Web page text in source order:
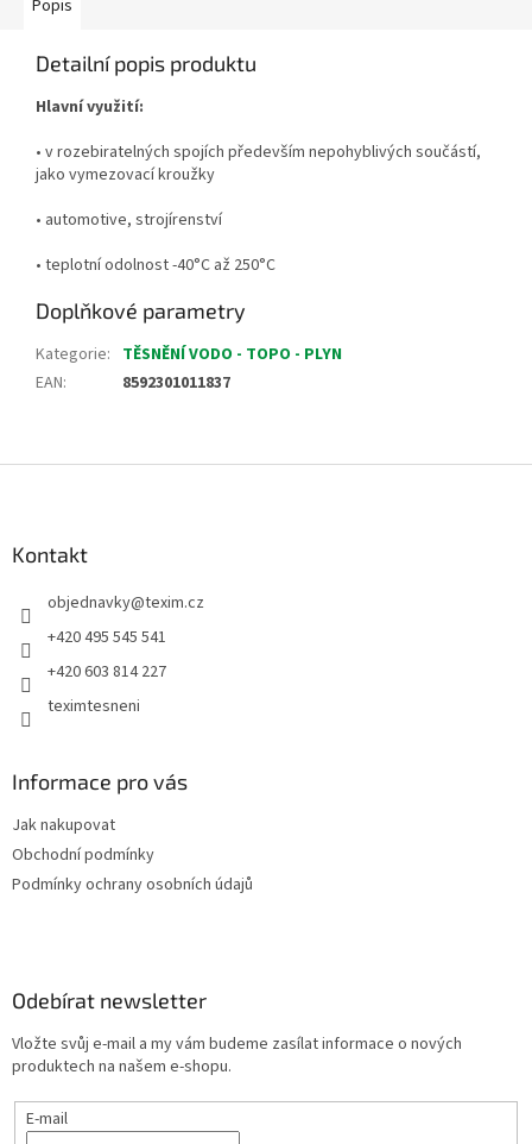
Popis
Detailní popis produktu
Hlavní využití:
• v rozebiratelných spojích především nepohyblivých součástí,
jako vymezovací kroužky
• automotive, strojírenství
• teplotní odolnost -40°C až 250°C
Doplňkové parametry
Kategorie: TĚSNĚNÍ VODO - TOPO - PLYN
EAN: 8592301011837
Kontakt
objednavky@texim.cz
+420 495 545 541
+420 603 814 227
teximtesneni
Informace pro vás
Jak nakupovat
Obchodní podmínky
Podmínky ochrany osobních údajů
Odebírat newsletter
Vložte svůj e-mail a my vám budeme zasílat informace o nových
produktech na našem e-shopu.
E-mail